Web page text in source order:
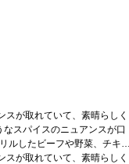
スが取れていて、素晴らしく
スパイスのニュアンスが口
ルしたビーフや野菜、チキ
シェ 100%*本ヴィンテージ
スが取れていて、素晴らしく